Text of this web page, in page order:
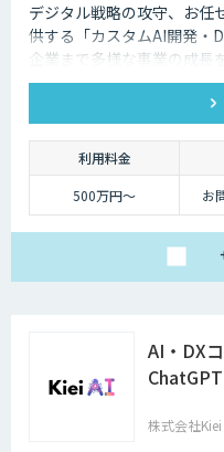
デジタル戦略の攻守、お任
供する「カスタムAI開発・
企業まで多様な事業の成長
ングから開発、データ基盤
利用料金
500万円〜
お
AI・DX
ChatGPT
株式会社Kiei